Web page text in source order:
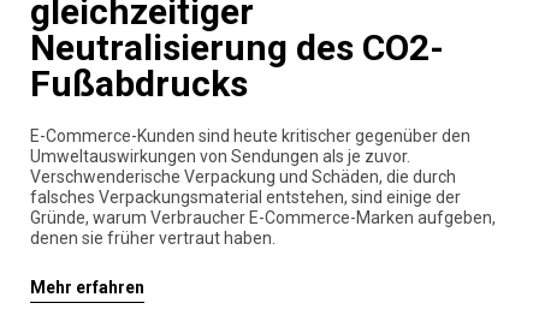
gleichzeitiger
Neutralisierung des CO2-
Fußabdrucks
E-Commerce-Kunden sind heute kritischer gegenüber den
Umweltauswirkungen von Sendungen als je zuvor.
Verschwenderische Verpackung und Schäden, die durch
falsches Verpackungsmaterial entstehen, sind einige der
Gründe, warum Verbraucher E-Commerce-Marken aufgeben,
denen sie früher vertraut haben.
Mehr erfahren